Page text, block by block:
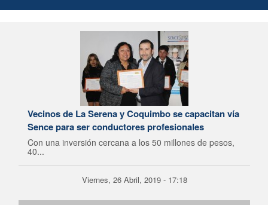
Vecinos de La Serena y Coquimbo se capacitan vía
Sence para ser conductores profesionales
Con una inversión cercana a los 50 millones de pesos,
40...
Viernes, 26 Abril, 2019 - 17:18